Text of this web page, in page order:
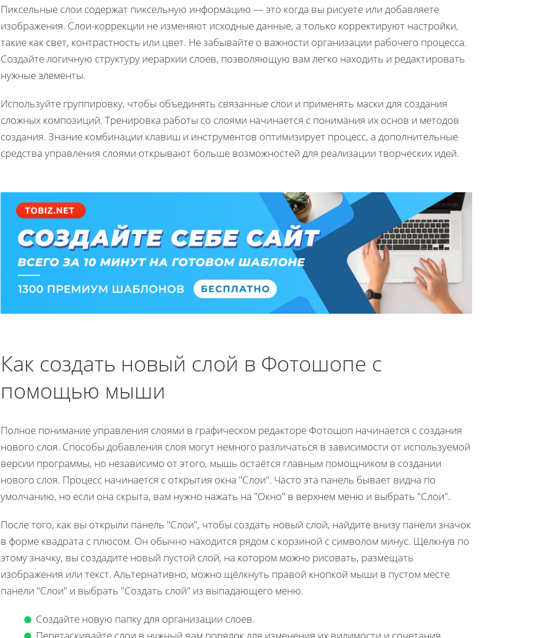
Пиксельные слои содержат пиксельную информацию — это когда вы рисуете или добавляете
изображения. Слои-коррекции не изменяют исходные данные, а только корректируют настройки,
такие как свет, контрастность или цвет. Не забывайте о важности организации рабочего процесса.
Создайте логичную структуру иерархии слоев, позволяющую вам легко находить и редактировать
нужные элементы.
Используйте группировку, чтобы объединять связанные слои и применять маски для создания
сложных композиций. Тренировка работы со слоями начинается с понимания их основ и методов
создания. Знание комбинации клавиш и инструментов оптимизирует процесс, а дополнительные
средства управления слоями открывают больше возможностей для реализации творческих идей.
Как создать новый слой в Фотошопе с
помощью мыши
Полное понимание управления слоями в графическом редакторе Фотошоп начинается с создания
нового слоя. Способы добавления слоя могут немного различаться в зависимости от используемой
версии программы, но независимо от этого, мышь остаётся главным помощником в создании
нового слоя. Процесс начинается с открытия окна "Слои". Часто эта панель бывает видна по
умолчанию, но если она скрыта, вам нужно нажать на "Окно" в верхнем меню и выбрать "Слои".
После того, как вы открыли панель "Слои", чтобы создать новый слой, найдите внизу панели значок
в форме квадрата с плюсом. Он обычно находится рядом с корзиной с символом минус. Щёлкнув по
этому значку, вы создадите новый пустой слой, на котором можно рисовать, размещать
изображения или текст. Альтернативно, можно щёлкнуть правой кнопкой мыши в пустом месте
панели "Слои" и выбрать "Создать слой" из выпадающего меню.
Создайте новую папку для организации слоев.
Перетаскивайте слои в нужный вам порядок для изменения их видимости и сочетания.